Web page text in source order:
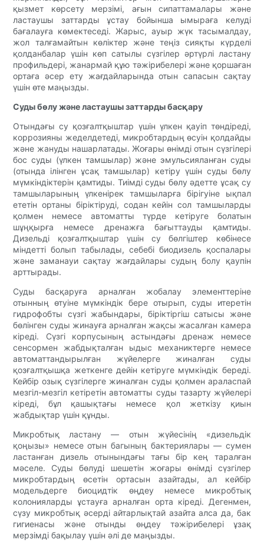
қызмет көрсету мерзімі, ағын сипаттамалары және
ластаушы заттарды ұстау бойынша ымыраға келуді
бағалауға көмектеседі. Жарыс, ауыр жүк тасымалдау,
жол талғамайтын көліктер және теңіз сияқты күрделі
қолданбалар үшін көп сатылы сүзгілер әртүрлі ластану
профильдері, жанармай құю тәжірибелері және қоршаған
ортаға әсер ету жағдайларында отын сапасын сақтау
үшін өте маңызды.
Суды бөлу және ластаушы заттарды басқару
Отындағы су қозғалтқыштар үшін үлкен қауіп төндіреді,
коррозияны жеделдетеді, микробтардың өсуін қолдайды
және жануды нашарлатады. Жоғары өнімді отын сүзгілері
бос суды (үлкен тамшылар) және эмульсияланған суды
(отында ілінген ұсақ тамшылар) кетіру үшін суды бөлу
мүмкіндіктерін қамтиды. Тиімді суды бөлу әдетте ұсақ су
тамшыларының үлкенірек тамшыларға бірігуіне ықпал
ететін ортаны біріктіруді, содан кейін сол тамшыларды
қолмен немесе автоматты түрде кетіруге болатын
шұңқырға немесе дренажға бағыттауды қамтиды.
Дизельді қозғалтқыштар үшін су бөлгіштер көбінесе
міндетті болып табылады, себебі биодизель қоспалары
және заманауи сақтау жағдайлары судың болу қаупін
арттырады.
Суды басқаруға арналған жобалау элементтеріне
отынның өтуіне мүмкіндік бере отырып, суды итеретін
гидрофобты сүзгі жабындары, біріктіргіш сатысы және
бөлінген суды жинауға арналған жақсы жасалған камера
кіреді. Сүзгі корпусының астындағы дренаж немесе
сенсормен жабдықталған ыдыс механиктерге немесе
автоматтандырылған жүйелерге жиналған суды
қозғалтқышқа жеткенге дейін кетіруге мүмкіндік береді.
Кейбір озық сүзгілерге жиналған суды қолмен араласпай
мезгіл-мезгіл кетіретін автоматты суды тазарту жүйелері
кіреді, бұл қашықтағы немесе қол жеткізу қиын
жабдықтар үшін құнды.
Микробтық ластану — отын жүйесінің «дизельдік
қоңызы» немесе отын багының бактериялары — сумен
ластанған дизель отынындағы тағы бір кең таралған
мәселе. Суды бөлуді шешетін жоғары өнімді сүзгілер
микробтардың өсетін ортасын азайтады, ал кейбір
модельдерге биоцидтік өңдеу немесе микробтық
колонияларды ұстауға арналған орта кіреді. Дегенмен,
сүзу микробтық әсерді айтарлықтай азайта алса да, бак
гигиенасы және отынды өңдеу тәжірибелері ұзақ
мерзімді бақылау үшін әлі де маңызды.